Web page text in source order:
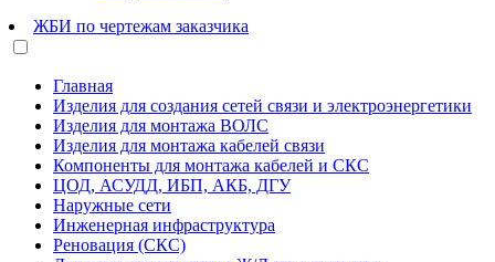
ЖБИ по чертежам заказчика
Главная
Изделия для создания сетей связи и электроэнергетики
Изделия для монтажа ВОЛС
Изделия для монтажа кабелей связи
Компоненты для монтажа кабелей и СКС
ЦОД, АСУДД, ИБП, АКБ, ДГУ
Наружные сети
Инженерная инфраструктура
Реновация (СКС)